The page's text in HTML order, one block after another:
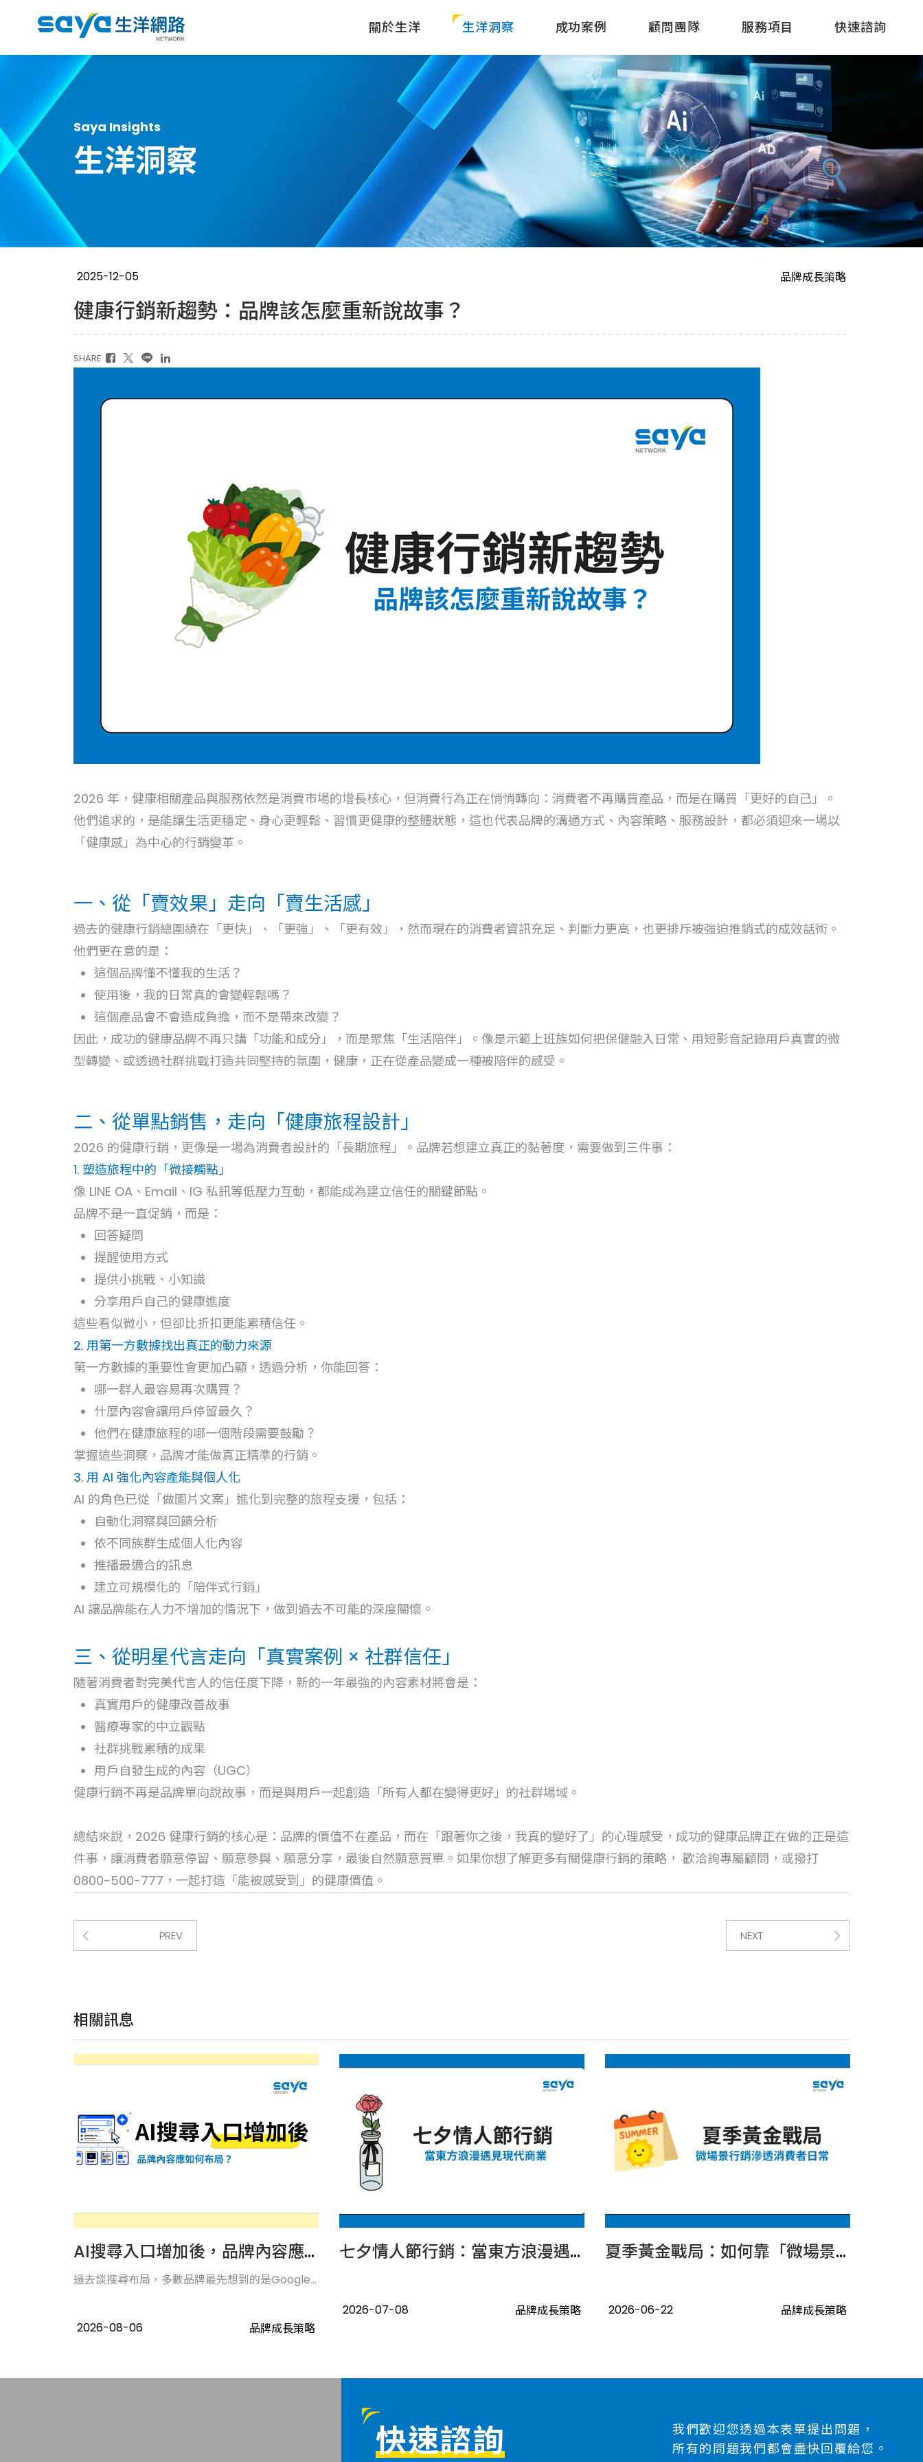
關於生洋 生洋洞察 成功案例 顧問團隊 服務項目 快速諮詢
Saya Insights
生洋洞察
2025-12-05 品牌成長策略
健康行銷新趨勢：品牌該怎麼重新說故事？
SHARE
2026 年，健康相關產品與服務依然是消費市場的增長核心，但消費行為正在悄悄轉向：消費者不再購買產品，而是在購買「更好的自己」。
他們追求的，是能讓生活更穩定、身心更輕鬆、習慣更健康的整體狀態，這也代表品牌的溝通方式、內容策略、服務設計，都必須迎來一場以
「健康感」為中心的行銷變革。
一、從「賣效果」走向「賣生活感」
過去的健康行銷總圍繞在「更快」、「更強」、「更有效」，然而現在的消費者資訊充足、判斷力更高，也更排斥被強迫推銷式的成效話術。
他們更在意的是：
這個品牌懂不懂我的生活？
使用後，我的日常真的會變輕鬆嗎？
這個產品會不會造成負擔，而不是帶來改變？
因此，成功的健康品牌不再只講「功能和成分」，而是聚焦「生活陪伴」。像是示範上班族如何把保健融入日常、用短影音記錄用戶真實的微
型轉變、或透過社群挑戰打造共同堅持的氛圍，健康，正在從產品變成一種被陪伴的感受。
二、從單點銷售，走向「健康旅程設計」
2026 的健康行銷，更像是一場為消費者設計的「長期旅程」。品牌若想建立真正的黏著度，需要做到三件事：
1. 塑造旅程中的「微接觸點」
像 LINE OA、Email、IG 私訊等低壓力互動，都能成為建立信任的關鍵節點。
品牌不是一直促銷，而是：
回答疑問
提醒使用方式
提供小挑戰、小知識
分享用戶自己的健康進度
這些看似微小，但卻比折扣更能累積信任。
2. 用第一方數據找出真正的動力來源
第一方數據的重要性會更加凸顯，透過分析，你能回答：
哪一群人最容易再次購買？
什麼內容會讓用戶停留最久？
他們在健康旅程的哪一個階段需要鼓勵？
掌握這些洞察，品牌才能做真正精準的行銷。
3. 用 AI 強化內容產能與個人化
AI 的角色已從「做圖片文案」進化到完整的旅程支援，包括：
自動化洞察與回饋分析
依不同族群生成個人化內容
推播最適合的訊息
建立可規模化的「陪伴式行銷」
AI 讓品牌能在人力不增加的情況下，做到過去不可能的深度關懷。
三、從明星代言走向「真實案例 × 社群信任」
隨著消費者對完美代言人的信任度下降，新的一年最強的內容素材將會是：
真實用戶的健康改善故事
醫療專家的中立觀點
社群挑戰累積的成果
用戶自發生成的內容（UGC）
健康行銷不再是品牌單向說故事，而是與用戶一起創造「所有人都在變得更好」的社群場域。
總結來說，2026 健康行銷的核心是：品牌的價值不在產品，而在「跟著你之後，我真的變好了」的心理感受，成功的健康品牌正在做的正是這
件事，讓消費者願意停留、願意參與、願意分享，最後自然願意買單。如果你想了解更多有關健康行銷的策略， 歡洽詢專屬顧問，或撥打
0800-500-777，一起打造「能被感受到」的健康價值。
PREV NEXT
相關訊息
AI搜尋入口增加後，品牌內容應如何布局？
過去談搜尋布局，多數品牌最先想到的是Google...
2026-08-06 品牌成長策略
七夕情人節行銷：當東方浪漫遇見現代商業
2026-07-08 品牌成長策略
夏季黃金戰局：如何靠「微場景行銷」滲透消費者的日常？
2026-06-22 品牌成長策略
快速諮詢
我們歡迎您透過本表單提出問題，
所有的問題我們都會盡快回覆給您。